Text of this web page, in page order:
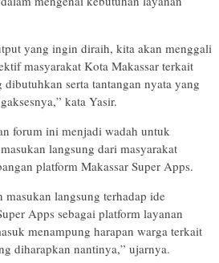
yang ingin diraih, kita akan menggali
masyarakat Kota Makassar terkait
serta tantangan nyata yang
kata Yasir.
forum ini menjadi wadah untuk
langsung dari masyarakat
platform Makassar Super Apps.
masukan langsung terhadap ide
Apps sebagai platform layanan
menampung harapan warga terkait
diharapkan nantinya,” ujarnya.